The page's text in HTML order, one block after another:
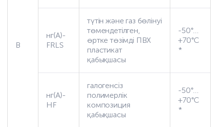
В
нг(А)-
FRLS
түтін және газ бөлінуі
төмендетілген,
өртке төзімді ПВХ
пластикат
қабықшасы
-50°…
+70°С
*
нг(А)-
HF
галогенсіз
полимерлік
композиция
қабықшасы
-50°…
+70°С
*